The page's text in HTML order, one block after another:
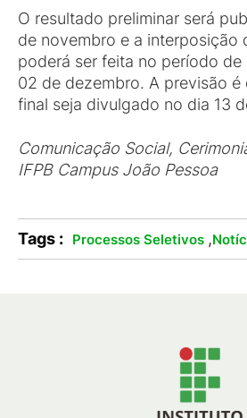
O resultado preliminar será
de novembro e a interposição
poderá ser feita no período
02 de dezembro. A previsão é
final seja divulgado no dia 13
Comunicação Social,
IFPB Campus João Pessoa
Tags : Processos Seletivos ,